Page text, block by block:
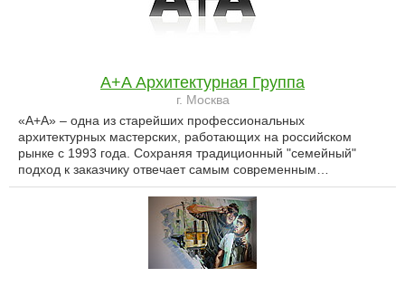
A+A Архитектурная Группа
г. Москва
«А+А» – одна из старейших профессиональных
архитектурных мастерских, работающих на российском
рынке с 1993 года. Сохраняя традиционный "семейный"
подход к заказчику отвечает самым современным…